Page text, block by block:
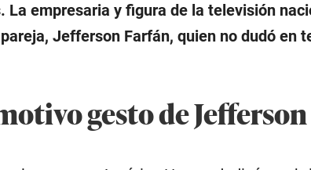
La empresaria y figura de la televisión
Jefferson Farfán, quien no dudó
gesto de